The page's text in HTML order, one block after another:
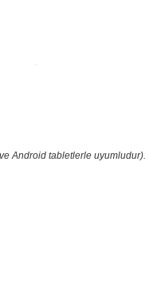
Android tabletlerle uyumludur).